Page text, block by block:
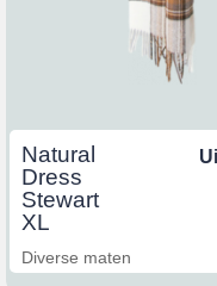
Natural
Dress
Stewart
XL
Diverse maten